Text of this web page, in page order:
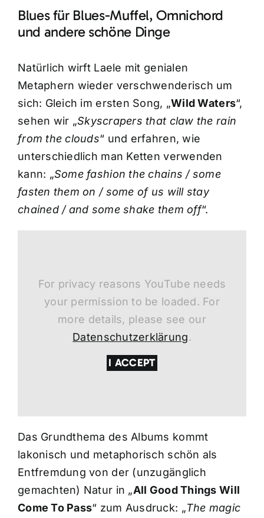
Blues für Blues-Muffel, Omnichord
und andere schöne Dinge
Natürlich wirft Laele mit genialen
Metaphern wieder verschwenderisch um
sich: Gleich im ersten Song, „Wild Waters“,
sehen wir „Skyscrapers that claw the rain
from the clouds“ und erfahren, wie
unterschiedlich man Ketten verwenden
kann: „Some fashion the chains / some
fasten them on / some of us will stay
chained / and some shake them off“.
For privacy reasons YouTube needs
your permission to be loaded. For
more details, please see our
Datenschutzerklärung.
I ACCEPT
Das Grundthema des Albums kommt
lakonisch und metaphorisch schön als
Entfremdung von der (unzugänglich
gemachten) Natur in „All Good Things Will
Come To Pass“ zum Ausdruck: „The magic